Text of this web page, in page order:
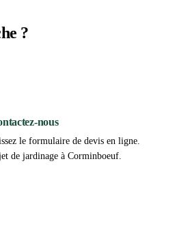
?
nous
le formulaire de devis en ligne.
de jardinage à Corminboeuf.